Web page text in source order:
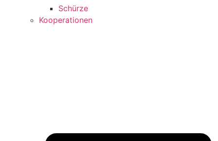
Schürze
Kooperationen